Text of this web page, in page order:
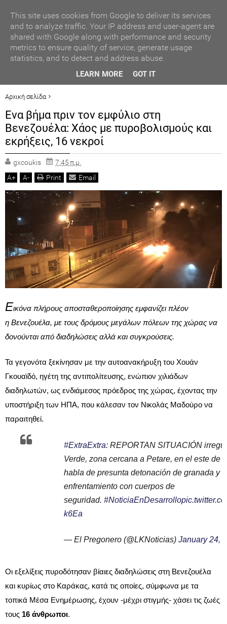
ΒΡΑΒΕΥΣΗ ΣΥΜΜΕΤΕΧΟΝΤΩΝ ΣΧΟΛΕΙΩΝ ΣΤΟΝ ΤΟΠΙΚΟ
Αρχική σελίδα
ΚΟΣΜΟΣ
Ενα βήμα πριν τον εμφύλιο στη Βενεζουέλα: Χάος με πυροβολισμούς και
εκρήξεις, 16 νεκροί
Ενα βήμα πριν τον εμφύλιο στη
Βενεζουέλα: Χάος με πυροβολισμούς και
εκρήξεις, 16 νεκροί
gxcoukis
7:45 π.μ.
A+ A- Print Email
Εικόνα πλήρους αποσταθεροποίησης εμφανίζει πλέον
η Βενεζουέλα, με τους δρόμους μεγάλων πόλεων της χώρας να
δονούνται από διαδηλώσεις αλλά και συγκρούσεις.
Τα γεγονότα ξεκίνησαν με την αυτοανακήρυξη του Χουάν
Γκουαϊδό, ηγέτη της αντιπολίτευσης, ενώπιον χιλιάδων
διαδηλωτών, ως ενδιάμεσος πρόεδρος της χώρας, έχοντας την
υποστήριξη των ΗΠΑ, που κάλεσαν τον Νικολάς Μαδούρο να
παραιτηθεί.
#ExtraExtra: REPORTAN SITUACIÓN
Verde, zona cercana a Petare, en el este de
habla de presunta detonación de granada y
enfrentamiento con cuerpos de
seguridad. #NoticiaEnDesarrollo
k6Ea
— El Pregonero (@LKNoticias) January 24,
Οι εξελίξεις πυροδότησαν βίαιες διαδηλώσεις στη Βενεζουέλα
και κυρίως στο Καράκας, κατά τις οποίες, σύμφωνα με τα
τοπικά Μέσα Ενημέρωσης, έχουν -μέχρι στιγμής- χάσει τις ζωές
τους 16 άνθρωποι.
ΑΥΤΟΔΙΟΙΚΗΣΗ
ΠΟΛΙΤΙΚΗ
ΟΙΚΟΝΟΜΙΑ
ΓΕΓΟΝΟΤΑ
ΠΟΛΙΤ. ΒΗΜΑ
This site uses cookies from Google to deliver its services
and to analyze traffic. Your IP address and user-agent are
shared with Google along with performance and security
metrics to ensure quality of service, generate usage
statistics, and to detect and address abuse.
LEARN MORE GOT IT